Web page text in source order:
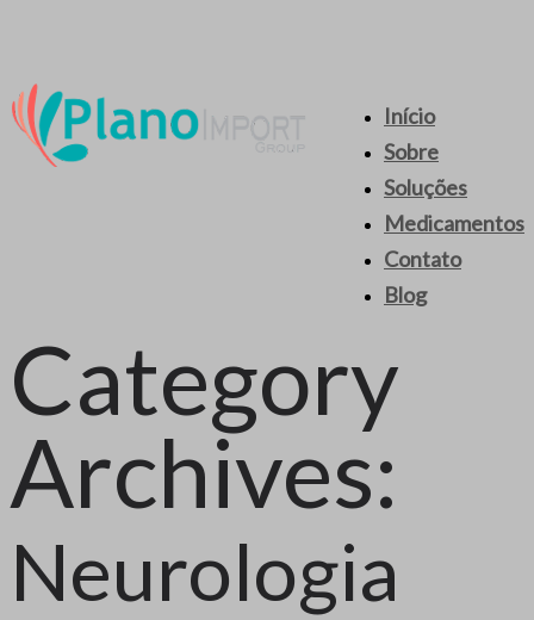
Início
Sobre
Soluções
Medicamentos
Contato
Blog
Category
Archives:
Neurologia